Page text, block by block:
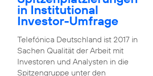
in Institutional
Investor-Umfrage
Telefónica Deutschland ist 2017 in
Sachen Qualität der Arbeit mit
Investoren und Analysten in die
Spitzengruppe unter den